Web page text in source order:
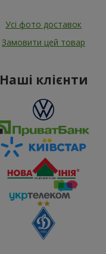
Усі фото доставок
Замовити цей товар
Наші клієнти